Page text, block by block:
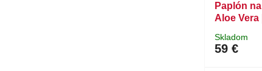
Paplón
Aloe Vera
Skladom
59 €